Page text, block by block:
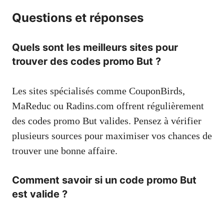
Questions et réponses
Quels sont les meilleurs sites pour
trouver des codes promo But ?
Les sites spécialisés comme CouponBirds,
MaReduc ou Radins.com offrent régulièrement
des codes promo But valides. Pensez à vérifier
plusieurs sources pour maximiser vos chances de
trouver une bonne affaire.
Comment savoir si un code promo But
est valide ?